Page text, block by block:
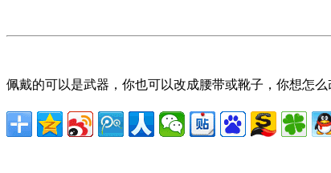
佩戴的可以是武器，你也可以改成腰带或靴子，你想怎么